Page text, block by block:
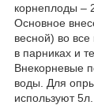
корнеплоды –
Основное
весной) во
в парниках и
Внекорневые
воды. Для
используют